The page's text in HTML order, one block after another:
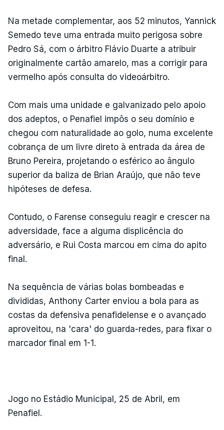
Na metade complementar, aos 52 minutos, Yannick
Semedo teve uma entrada muito perigosa sobre
Pedro Sá, com o árbitro Flávio Duarte a atribuir
originalmente cartão amarelo, mas a corrigir para
vermelho após consulta do videoárbitro.
Com mais uma unidade e galvanizado pelo apoio
dos adeptos, o Penafiel impôs o seu domínio e
chegou com naturalidade ao golo, numa excelente
cobrança de um livre direto à entrada da área de
Bruno Pereira, projetando o esférico ao ângulo
superior da baliza de Brian Araújo, que não teve
hipóteses de defesa.
Contudo, o Farense conseguiu reagir e crescer na
adversidade, face a alguma displicência do
adversário, e Rui Costa marcou em cima do apito
final.
Na sequência de várias bolas bombeadas e
divididas, Anthony Carter enviou a bola para as
costas da defensiva penafidelense e o avançado
aproveitou, na 'cara' do guarda-redes, para fixar o
marcador final em 1-1.
Jogo no Estádio Municipal, 25 de Abril, em
Penafiel.